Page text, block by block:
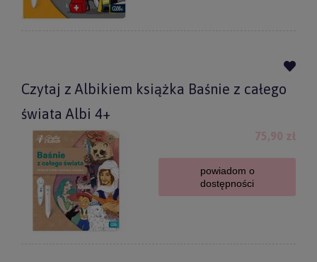
Czytaj z Albikiem książka Baśnie z całego
świata Albi 4+
75,90 zł
powiadom o
dostępności